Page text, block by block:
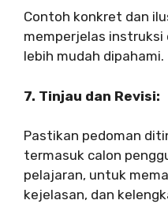
Contoh konkret dan
memperjelas instruksi
lebih mudah dipahami.
7. Tinjau dan Revisi:
Pastikan pedoman
termasuk calon
pelajaran, untuk
kejelasan, dan